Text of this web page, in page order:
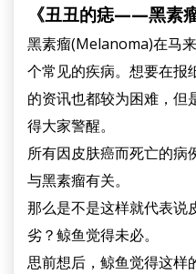
《丑丑的痣——黑素瘤
黑素瘤(Melanoma)在马
个常见的疾病。想要在报
的资讯也都较为困难，但
得大家警醒。
所有因皮肤癌而死亡的病
与黑素瘤有关。
那么是不是这样就代表说
劣？鲸鱼觉得未必。
思前想后，鲸鱼觉得这样